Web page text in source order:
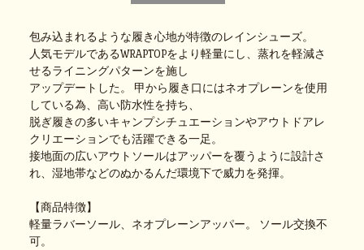
包み込まれるような履き心地が特徴のレインシューズ。
人気モデルであるWRAPTOPをより軽量にし、蒸れを軽減さ
せるライニングパターンを施し
アップデートした。 甲から履き口にはネオプレーンを使用
している為、高い防水性を持ち、
脱ぎ履きの多いキャンプシチュエーションやアウトドアレ
クリエーションでも活躍できる一足。
接地面の広いアウトソールはアッパーを覆うように設計さ
れ、湿地帯などのぬかるんだ環境下で威力を発揮。
【商品特徴】
軽量ラバーソール、ネオプレーンアッパー。 ソール交換不
可。